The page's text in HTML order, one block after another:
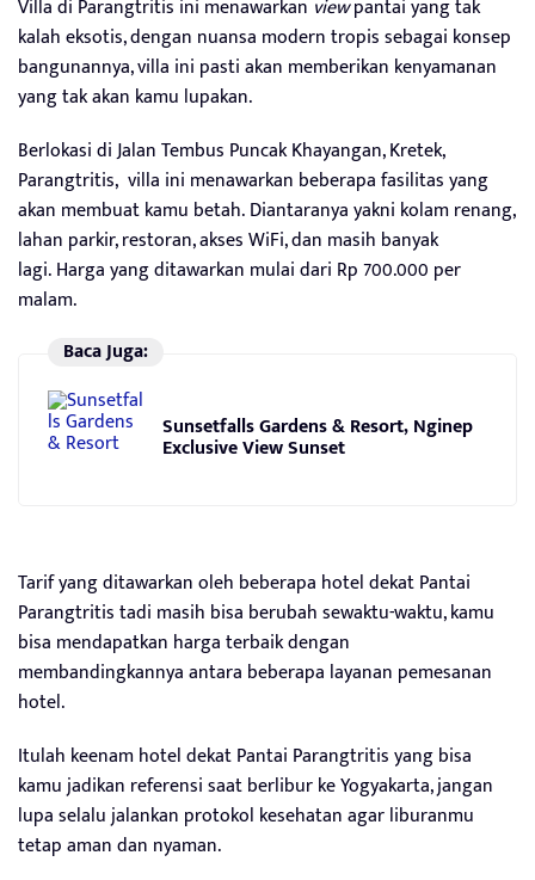
Villa di Parangtritis ini menawarkan viewpantai yang tak
kalah eksotis, dengan nuansa modern tropis sebagai konsep
bangunannya, villa ini pasti akan memberikan kenyamanan
yang tak akan kamu lupakan.
Berlokasi di Jalan Tembus Puncak Khayangan, Kretek,
Parangtritis, villa ini menawarkan beberapa fasilitas yang
akan membuat kamu betah. Diantaranya yakni kolam renang,
lahan parkir, restoran, akses WiFi, dan masih banyak
lagi. Harga yang ditawarkan mulai dari Rp 700.000 per
malam.
Baca Juga:
Sunsetfalls Gardens & Resort, Nginep
Exclusive View Sunset
Tarif yang ditawarkan oleh beberapa hotel dekat Pantai
Parangtritis tadi masih bisa berubah sewaktu-waktu, kamu
bisa mendapatkan harga terbaik dengan
membandingkannya antara beberapa layanan pemesanan
hotel.
Itulah keenam hotel dekat Pantai Parangtritis yang bisa
kamu jadikan referensi saat berlibur ke Yogyakarta, jangan
lupa selalu jalankan protokol kesehatan agar liburanmu
tetap aman dan nyaman.